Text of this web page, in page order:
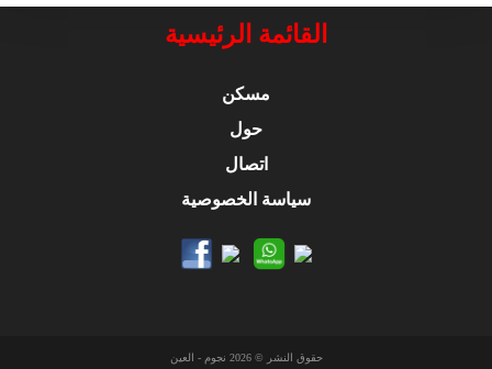
القائمة الرئيسية
مسكن
حول
اتصال
سياسة الخصوصية
حقوق النشر © 2026 نجوم - العين